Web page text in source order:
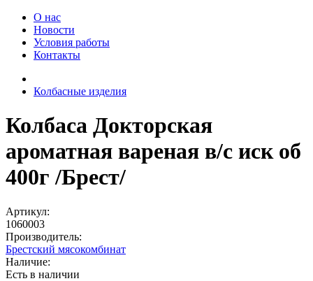
О нас
Новости
Условия работы
Контакты
Колбасные изделия
Колбаса Докторская
ароматная вареная в/с иск об
400г /Брест/
Артикул:
1060003
Производитель:
Брестский мясокомбинат
Наличие:
Есть в наличии